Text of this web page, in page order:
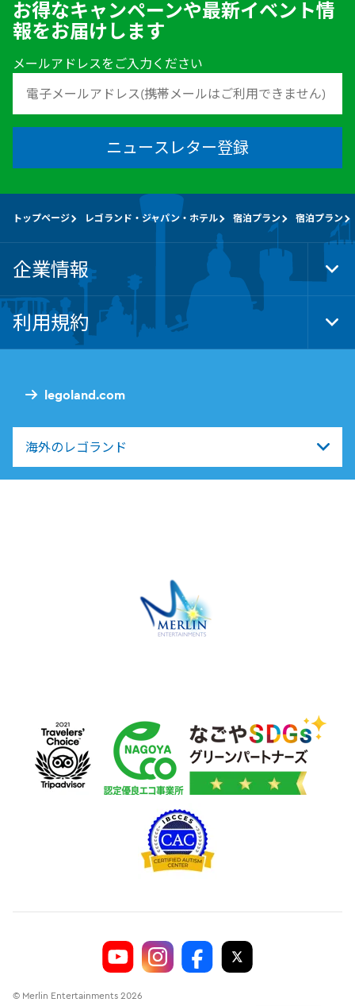
お得なキャンペーンや最新イベント情
報をお届けします
メールアドレスをご入力ください
ニュースレター登録
legoland.com
海外のレゴランド
トップページ レゴランド・ジャパン・ホテル 宿泊プラン 宿泊プラン
企業情報
利用規約
© Merlin Entertainments 2026